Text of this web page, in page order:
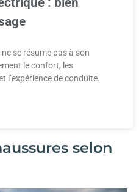
se résume pas à son
le confort, les
l’expérience de conduite.
selon